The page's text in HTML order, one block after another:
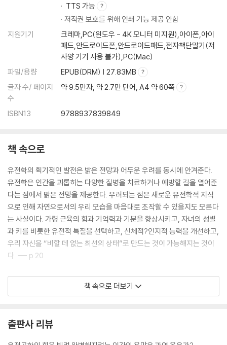
TTS 가능
저작권 보호를 위해 인쇄 기능 제공 안함
지원기기
크레마,PC(윈도우 - 4K 모니터 미지원),아이폰,아이
패드,안드로이드폰,안드로이드패드,전자책단말기(저
사양 기기 사용 불가),PC(Mac)
파일/용량
EPUB(DRM) | 27.83MB
글자 수/ 페이지
수
약 9.5만자, 약 2.7만 단어, A4 약 60쪽
ISBN13 9788937839849
책 속으로
유전학의 획기적인 발전은 밝은 전망과 어두운 우려를 동시에 안겨준다.
유전학은 인간을 괴롭히는 다양한 질병을 치료하거나 예방할 길을 열어준
다는 점에서 밝은 전망을 제공한다. 우려되는 점은 새로운 유전학적 지식
으로 인해 자연으로서의 우리 모습을 마음대로 조작할 수 있을지도 모른다
는 사실이다. 가령 근육의 힘과 기억력과 기분을 향상시키고, 자녀의 성별
과 키를 비롯한 유전적 특질을 선택하고, 신체적?인지적 능력을 개선하고,
우리 자신을 “비할 데 없는 최선의 상태”로 만드는 것이 가능해지는 것이
다. --- p.20
이 문제와 씨름하려면, 현대사회에서 거의 간과되고 있는 문제들을 마주할
필요가 있다. 바로 자연의 도덕적 지위에 관한 문제, 주어진 이 세계에서 인
경향이 있다. 그러나 생명공학의 새로운 힘을 갖게 된 우리는 이제 더 이상
그런 문제를 외면할 수가 없다. --- p.24
책 속으로 더보기
출판사 리뷰